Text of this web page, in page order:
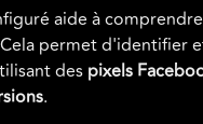
aide à
permet d'identifier
des pixels
.